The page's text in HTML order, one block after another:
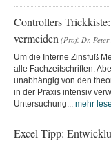
Controllers
vermeiden (Prof. Dr.
Um die Interne Zinsfuß
alle Fachzeitschriften.
unabhängig von den
in der Praxis intensiv
Untersuchung... mehr
Excel-Tipp: